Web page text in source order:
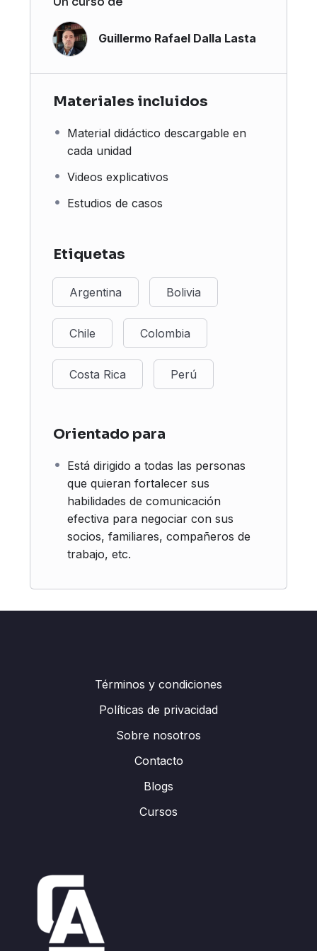
mejor experiencia.Guillermo Rafael Dalla Lasta
Materiales incluidos
Material didáctico descargable en
cada unidad
Videos explicativos
Estudios de casos
Etiquetas
Argentina Bolivia
Chile Colombia
Costa Rica Perú
Orientado para
Está dirigido a todas las personas
que quieran fortalecer sus
habilidades de comunicación
efectiva para negociar con sus
socios, familiares, compañeros de
trabajo, etc.
Términos y condiciones
Políticas de privacidad
Sobre nosotros
Contacto
Blogs
Cursos